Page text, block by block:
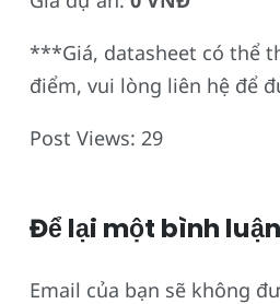
***Giá, datasheet có thể
điểm, vui lòng liên hệ để
Post Views: 29
Để lại một bình luận
Email của bạn sẽ không